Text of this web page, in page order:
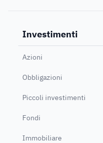
Investimenti
Azioni
Obbligazioni
Piccoli investimenti
Fondi
Immobiliare